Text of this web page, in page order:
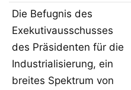
Die Befugnis des
Exekutivausschusses
des Präsidenten für die
Industrialisierung, ein
breites Spektrum von